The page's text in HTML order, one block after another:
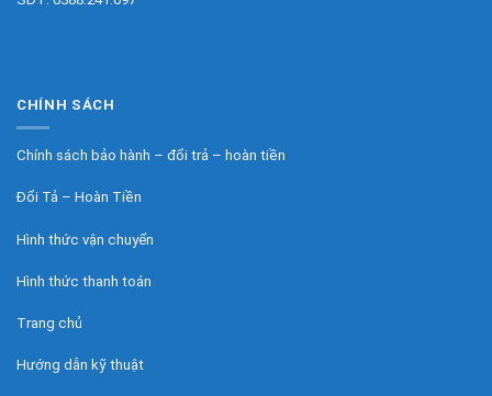
CHÍNH SÁCH
Chính sách bảo hành – đổi trả – hoàn tiền
Đổi Tả – Hoàn Tiền
Hình thức vận chuyển
Hình thức thanh toán
Trang chủ
Hướng dẫn kỹ thuật